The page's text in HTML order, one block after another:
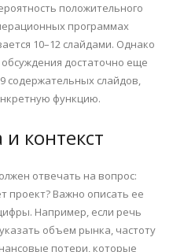
положительного
программах
10–12 слайдами. Однако
достаточно еще
содержательных слайдов,
функцию.
контекст
отвечать на вопрос:
проект? Важно описать ее
Например, если речь
объем рынка, частоту
потери, которые